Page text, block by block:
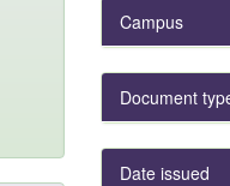
Campus
Document
Date issued